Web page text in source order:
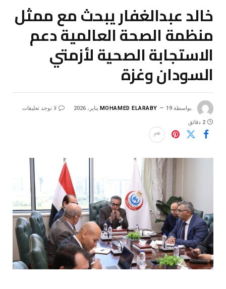
خالد عبدالغفار يبحث مع ممثل
منظمة الصحة العالمية دعم
الاستجابة الصحية لأزمتي
السودان وغزة
بواسطة MOHAMED ELARABY 19 يناير، 2026 لا توجد تعليقات
2 دقائق